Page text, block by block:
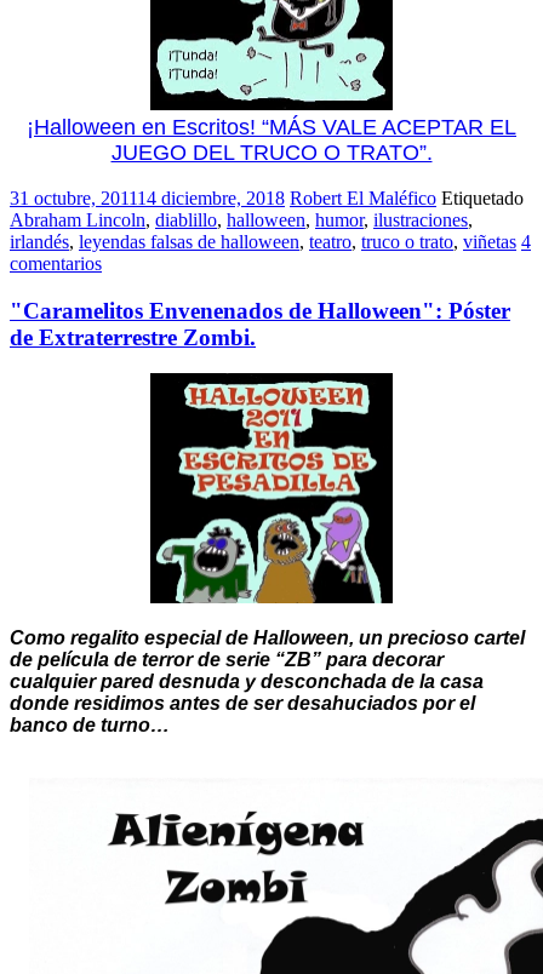
¡Halloween en Escritos! “MÁS VALE ACEPTAR EL
JUEGO DEL TRUCO O TRATO”.
31 octubre, 201114 diciembre, 2018 Robert El Maléfico Etiquetado
Abraham Lincoln, diablillo, halloween, humor, ilustraciones,
irlandés, leyendas falsas de halloween, teatro, truco o trato, viñetas 4
comentarios
"Caramelitos Envenenados de Halloween": Póster
de Extraterrestre Zombi.
Como regalito especial de Halloween, un precioso cartel
de película de terror de serie “ZB” para decorar
cualquier pared desnuda y desconchada de la casa
donde residimos antes de ser desahuciados por el
banco de turno…